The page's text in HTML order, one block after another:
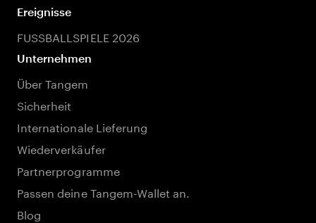
Ereignisse
FUSSBALLSPIELE 2026
Unternehmen
Über Tangem
Sicherheit
Internationale Lieferung
Wiederverkäufer
Partnerprogramme
Passen deine Tangem-Wallet an.
Blog